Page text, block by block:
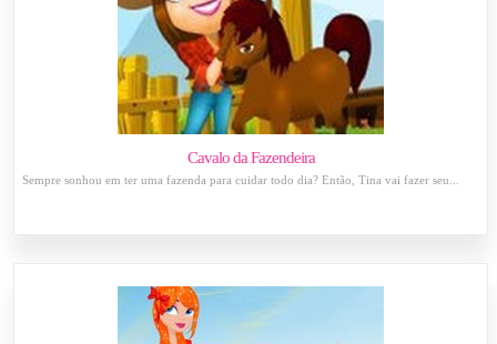
Cavalo da Fazendeira
Sempre sonhou em ter uma fazenda para cuidar todo dia? Então, Tina vai fazer seu...